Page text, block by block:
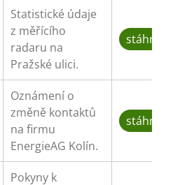
Statistické údaje
z měřícího
radaru na
Pražské ulici.
Oznámení o
změně kontaktů
na firmu
EnergieAG Kolín.
Pokyny k